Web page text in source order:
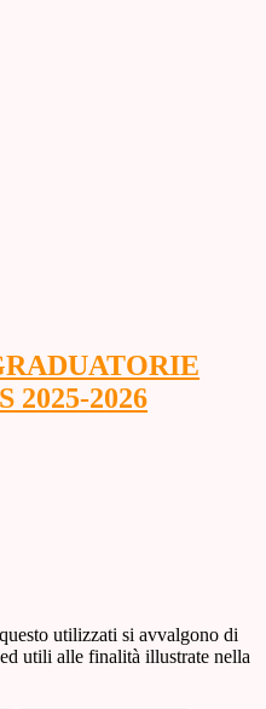
2025-2026
utilizzati si avvalgono di
utili alle finalità illustrate nella